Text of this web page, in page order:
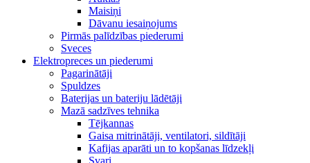
Maisiņi
Dāvanu iesaiņojums
Pirmās palīdzības piederumi
Sveces
Elektropreces un piederumi
Pagarinātāji
Spuldzes
Baterijas un bateriju lādētāji
Mazā sadzīves tehnika
Tējkannas
Gaisa mitrinātāji, ventilatori, sildītāji
Kafijas aparāti un to kopšanas līdzekļi
Svari